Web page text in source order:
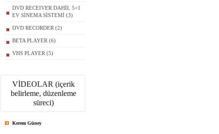
DVD RECEIVER DAHİL 5+1
EV SİNEMA SİSTEMİ (3)
DVD RECORDER (2)
BETA PLAYER (6)
VHS PLAYER (5)
VİDEOLAR (içerik
belirleme, düzenleme
süreci)
Kerem Güney